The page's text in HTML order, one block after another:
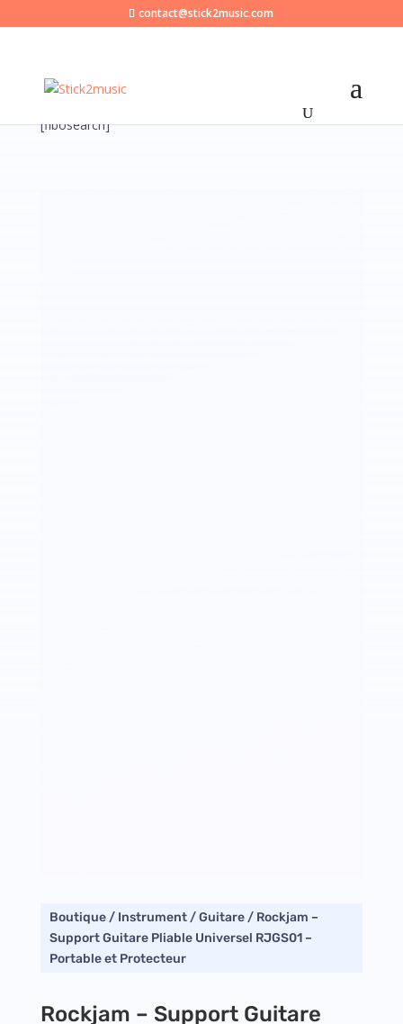
contact@stick2music.com
[fibosearch]
Boutique/ Instrument/Guitare/ Rockjam –
Support Guitare Pliable Universel RJGS01 –
Portable et Protecteur
Rockjam – Support Guitare